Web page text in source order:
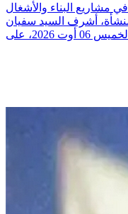
البناء والأشغال
أشرف السيد سفيان